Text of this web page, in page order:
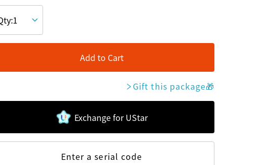
Add to Cart
Gift this package🎁
Exchange for UStar
Enter a serial code